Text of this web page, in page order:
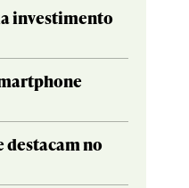
investimento
destacam no